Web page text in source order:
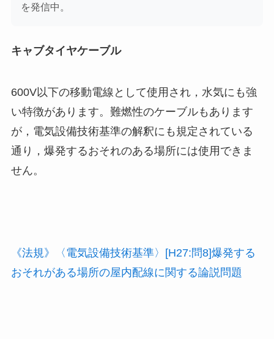
を発信中。
キャブタイヤケーブル
600V以下の移動電線として使用され，水気にも強
い特徴があります。難燃性のケーブルもあります
が，電気設備技術基準の解釈にも規定されている
通り，爆発するおそれのある場所には使用できま
せん。
《法規》〈電気設備技術基準〉[H27:問8]爆発する
おそれがある場所の屋内配線に関する論説問題